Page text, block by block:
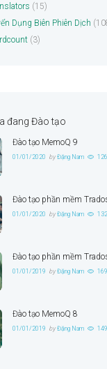
(15)
Dụng Biên Phiên Dịch
(3)
đang Đào tạo
Đào tạo MemoQ 9
01/01/2020 byĐặng Nam
Đào tạo phần mềm
01/01/2020 byĐặng Nam
Đào tạo phần mềm
01/01/2019 byĐặng Nam
Đào tạo MemoQ 8
01/01/2019 byĐặng Nam